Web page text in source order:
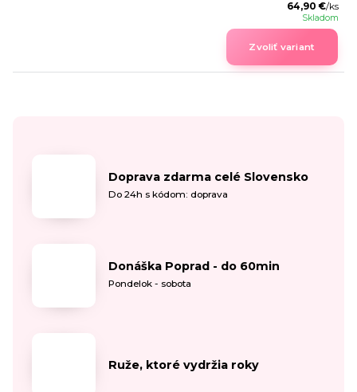
64,90 €/ks
Skladom
Zvoliť variant
Doprava zdarma celé Slovensko
Do 24h s kódom: doprava
Donáška Poprad - do 60min
Pondelok - sobota
Ruže, ktoré vydržia roky